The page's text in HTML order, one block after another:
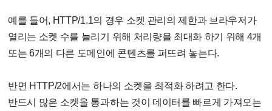
예를 들어, HTTP/1.1의 경우 소켓 관리의 제한과 브라우저가
열리는 소켓 수를 늘리기 위해 처리량을 최대화 하기 위해 4개
또는 6개의 다른 도메인에 콘텐츠를 퍼뜨려 놓는다.
반면 HTTP/2에서는 하나의 소켓을 최적화 하려고 한다.
반드시 많은 소켓을 통과하는 것이 데이터를 빠르게 가져오는